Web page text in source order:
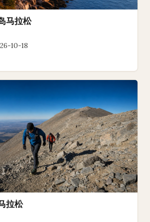
马拉松
10-18
拉松